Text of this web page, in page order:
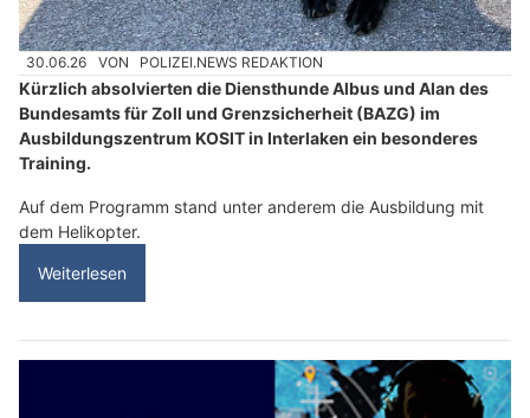
30.06.26 VON POLIZEI.NEWS REDAKTION
Kürzlich absolvierten die Diensthunde Albus und Alan des
Bundesamts für Zoll und Grenzsicherheit (BAZG) im
Ausbildungszentrum KOSIT in Interlaken ein besonderes
Training.
Auf dem Programm stand unter anderem die Ausbildung mit
dem Helikopter.
Weiterlesen